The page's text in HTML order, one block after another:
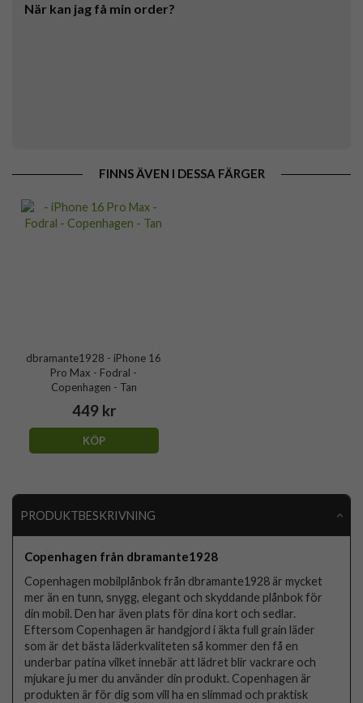
När kan jag få min order?
FINNS ÄVEN I DESSA FÄRGER
dbramante1928 - iPhone 16
Pro Max - Fodral -
Copenhagen - Tan
449 kr
KÖP
PRODUKTBESKRIVNING
Copenhagen från dbramante1928
Copenhagen mobilplånbok från dbramante1928 är mycket
mer än en tunn, snygg, elegant och skyddande plånbok för
din mobil. Den har även plats för dina kort och sedlar.
Eftersom Copenhagen är handgjord i äkta full grain läder
som är det bästa läderkvaliteten så kommer den få en
underbar patina vilket innebär att lädret blir vackrare och
mjukare ju mer du använder din produkt. Copenhagen är
produkten är för dig som vill ha en slimmad och praktisk